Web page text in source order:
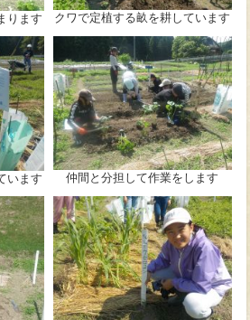
ります クワで定植する畝を耕しています
います 仲間と分担して作業をします